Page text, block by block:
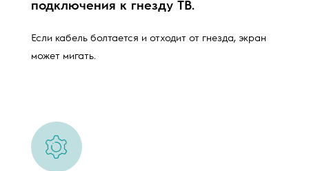
подключения к гнезду ТВ.
Если кабель болтается и отходит от гнезда, экран
может мигать.